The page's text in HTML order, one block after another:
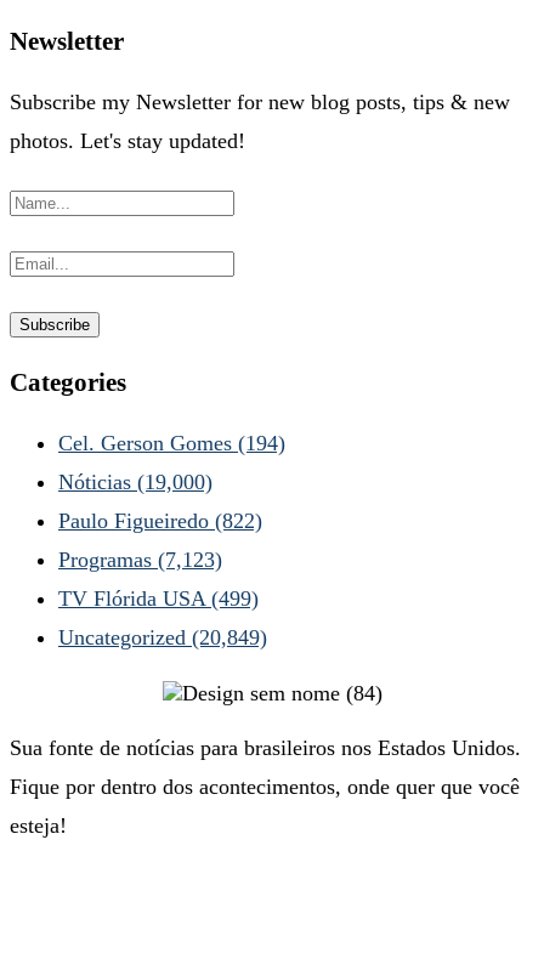
Newsletter
Subscribe my Newsletter for new blog posts, tips & new
photos. Let's stay updated!
Categories
Cel. Gerson Gomes (194)
Nóticias (19,000)
Paulo Figueiredo (822)
Programas (7,123)
TV Flórida USA (499)
Uncategorized (20,849)
Sua fonte de notícias para brasileiros nos Estados Unidos.
Fique por dentro dos acontecimentos, onde quer que você
esteja!